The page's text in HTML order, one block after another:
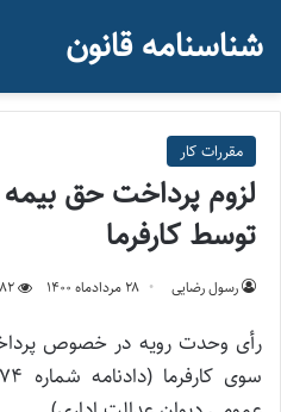
شناسنامه قانون
مقررات کار
لزوم پرداخت حق بیمه
توسط کارفرما
رسول رضایی ۲۸ مرداد‌ماه ۱۴۰۰
رأی وحدت رویه در خصوص